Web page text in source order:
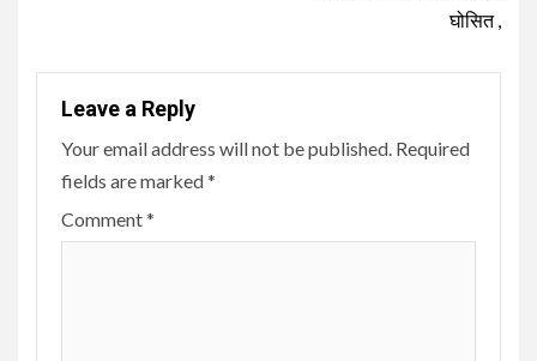
घोसित ,
Leave a Reply
Your email address will not be published. Required
fields are marked*
Comment*